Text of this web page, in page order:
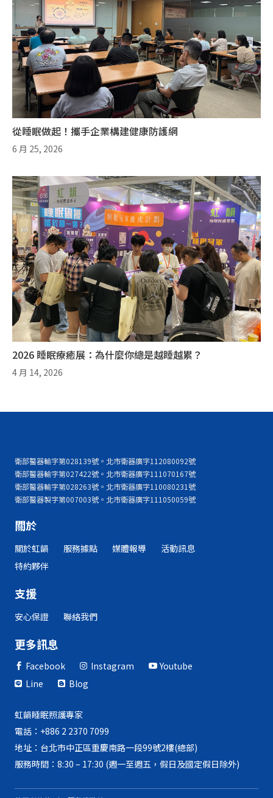
從睡眠做起！攜手企業構建健康防護網
6 月 25, 2026
2026 睡眠療癒展：為什麼你總是越睡越累？
4 月 14, 2026
衛部醫器輸字第028139號。北市衛器廣字112080092號
衛部醫器輸字第027422號。北市衛器廣字111070167號
衛部醫器輸字第028263號。北市衛器廣字110080231號
衛部醫器製字第007003號。北市衛器廣字111050059號
關於
關於虹韻 服務據點 媒體報導
活動訊息
特約夥伴
支援
安心保證 聯絡我們
更多訊息
 Facebook  Instagram  Youtube
 Line  Blog
虹韻睡眠照護專家
電話：+886 2 2370 7099
地址：台北市中正區重慶南路一段99號2樓(總部)
服務時間：8:30 – 17:30 (週一至週五，假日及國定假日除外)